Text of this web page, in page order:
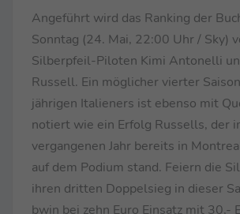
Angeführt wird das Ranking der
Sonntag (24. Mai, 22:00 Uhr / Sky)
Silberpfeil-Piloten Kimi Antonelli
Russell. Ein möglicher vierter
jährigen Italieners ist ebenso mit
notiert wie ein Erfolg Russells, der
vergangenen Jahr bereits in
auf dem Podium stand. Feiern die
ihren dritten Doppelsieg in dieser
bwin bei zehn Euro Einsatz mit 30,-